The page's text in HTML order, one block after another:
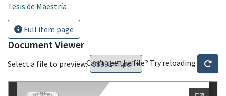
Tesis de Maestría
Full item page
Document Viewer
Select a file to preview:Can't see the file? Try reloading